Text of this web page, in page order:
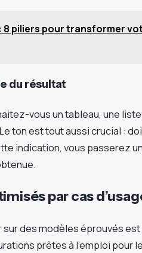
piliers pour transformer
du résultat
vous un tableau, une
ton est tout aussi crucial :
indication, vous passerez
par cas
des modèles éprouvés
prêtes à l’emploi pour